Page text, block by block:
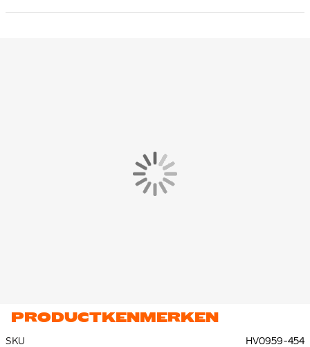
De Nike Tech Fleece jogger is gemaakt van 53% katoen en 47%
polyester. Het lichte premium fleece materiaal is glad aan de
binnen- en buitenkant en biedt veel warmte zonder extra
PRODUCTKENMERKEN
SKU
HV0959-454